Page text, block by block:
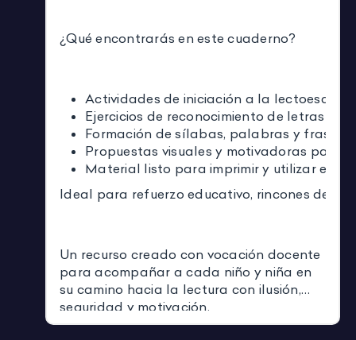
¿Qué encontrarás en este cuaderno?
Actividades de iniciación a la
Ejercicios de reconocimiento de letras y
Formación de sílabas, palabras y frases
Propuestas visuales y motivadoras para
Material listo para imprimir y utilizar en el
Ideal para refuerzo educativo, rincones de
Un recurso creado con vocación docente
para acompañar a cada niño y niña en
su camino hacia la lectura con ilusión,
seguridad y motivación.